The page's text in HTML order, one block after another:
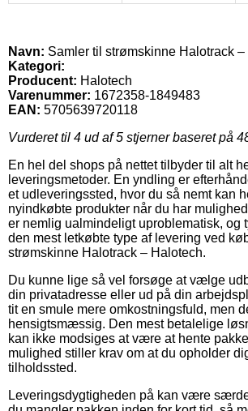
Navn: Samler til strømskinne Halotrack –
Kategori:
Producent: Halotech
Varenummer: 1672358-1849483
EAN: 5705639720118
Vurderet til 4 ud af 5 stjerner baseret på
En hel del shops på nettet tilbyder til alt
leveringsmetoder. En yndling er
et udleveringssted, hvor du så nemt kan
nyindkøbte produkter når du har
er nemlig ualmindeligt uproblematisk, og
den mest letkøbte type af levering ved
strømskinne Halotrack – Halotech.
Du kunne lige så vel forsøge at vælge
din privatadresse eller ud på din
tit en smule mere omkostningsfuld, men
hensigtsmæssig. Den mest betalelige
kan ikke modsiges at være at hente
mulighed stiller krav om at du opholder
tilholdssted.
Leveringsdygtigheden på kan være